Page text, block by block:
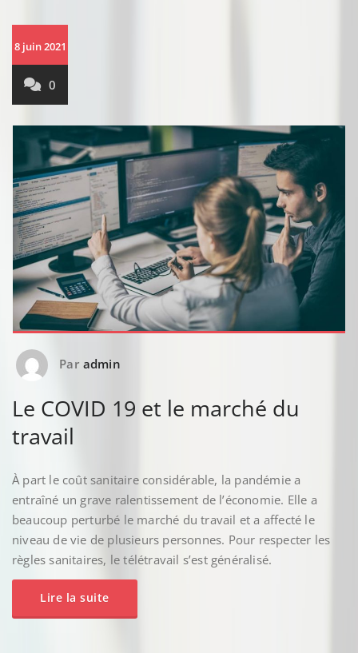
8 juin 2021
0
Par admin
Le COVID 19 et le marché du
travail
À part le coût sanitaire considérable, la pandémie a
entraîné un grave ralentissement de l’économie. Elle a
beaucoup perturbé le marché du travail et a affecté le
niveau de vie de plusieurs personnes. Pour respecter les
règles sanitaires, le télétravail s’est généralisé.
Lire la suite